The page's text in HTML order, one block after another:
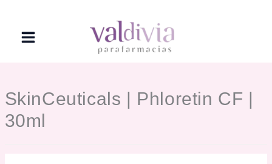
contenido
SkinCeuticals | Phloretin CF |
30ml